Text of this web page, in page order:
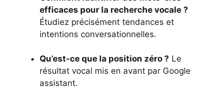
efficaces pour la recherche vocale ?
Étudiez précisément tendances et
intentions conversationnelles.
Qu’est-ce que la position zéro ? Le
résultat vocal mis en avant par Google
assistant.